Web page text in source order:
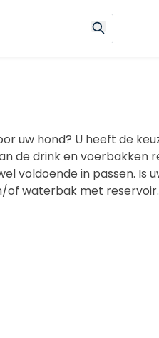
uw hond? U heeft de
de drink en
voldoende in passen. Is
of waterbak met reservoir.